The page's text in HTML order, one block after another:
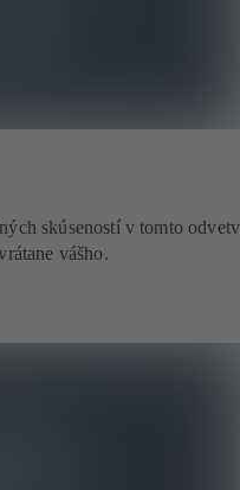
skúseností v tomto
vášho.